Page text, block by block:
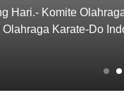
Hari.- Komite
Olahraga Karate-Do